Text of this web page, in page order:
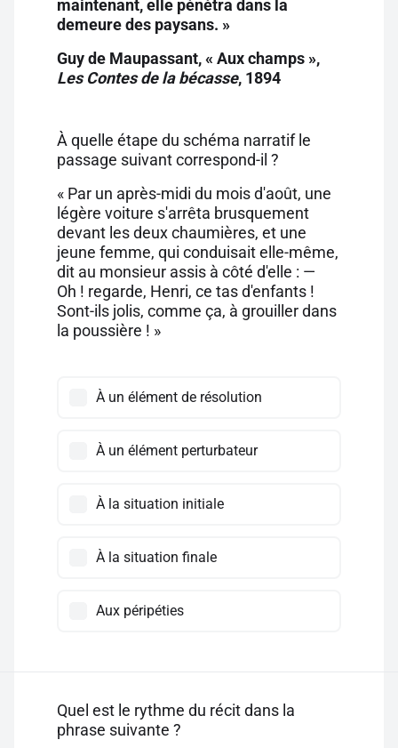
maintenant, elle pénétra dans la
demeure des paysans. »
Guy de Maupassant, « Aux champs »,
Les Contes de la bécasse, 1894
À quelle étape du schéma narratif le
passage suivant correspond-il ?
« Par un après-midi du mois d'août, une
légère voiture s'arrêta brusquement
devant les deux chaumières, et une
jeune femme, qui conduisait elle-même,
dit au monsieur assis à côté d'elle : —
Oh ! regarde, Henri, ce tas d'enfants !
Sont-ils jolis, comme ça, à grouiller dans
la poussière ! »
À un élément de résolution
À un élément perturbateur
À la situation initiale
À la situation finale
Aux péripéties
Quel est le rythme du récit dans la
phrase suivante ?